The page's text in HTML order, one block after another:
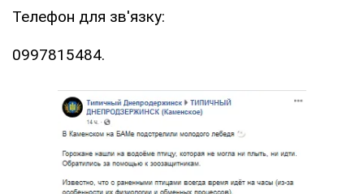
Телефон для зв'язку:
0997815484.